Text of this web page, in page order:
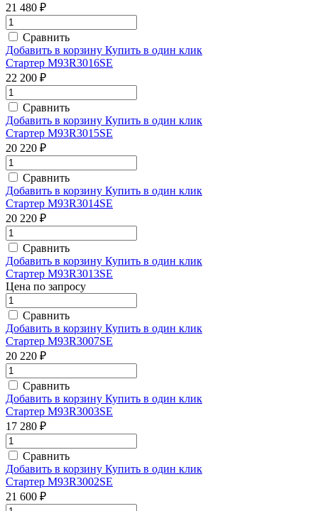
21 480 ₽
Сравнить
Добавить в корзину Купить в один клик
Стартер M93R3016SE
22 200 ₽
Сравнить
Добавить в корзину Купить в один клик
Стартер M93R3015SE
20 220 ₽
Сравнить
Добавить в корзину Купить в один клик
Стартер M93R3014SE
20 220 ₽
Сравнить
Добавить в корзину Купить в один клик
Стартер M93R3013SE
Цена по запросу
Сравнить
Добавить в корзину Купить в один клик
Стартер M93R3007SE
20 220 ₽
Сравнить
Добавить в корзину Купить в один клик
Стартер M93R3003SE
17 280 ₽
Сравнить
Добавить в корзину Купить в один клик
Стартер M93R3002SE
21 600 ₽